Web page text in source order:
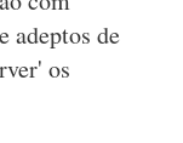
adeptos de
os